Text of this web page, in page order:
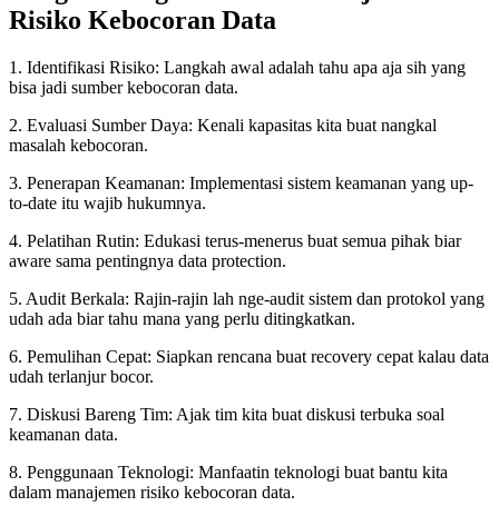
Risiko Kebocoran Data
1. Identifikasi Risiko: Langkah awal adalah tahu apa aja sih yang
bisa jadi sumber kebocoran data.
2. Evaluasi Sumber Daya: Kenali kapasitas kita buat nangkal
masalah kebocoran.
3. Penerapan Keamanan: Implementasi sistem keamanan yang up-
to-date itu wajib hukumnya.
4. Pelatihan Rutin: Edukasi terus-menerus buat semua pihak biar
aware sama pentingnya data protection.
5. Audit Berkala: Rajin-rajin lah nge-audit sistem dan protokol yang
udah ada biar tahu mana yang perlu ditingkatkan.
6. Pemulihan Cepat: Siapkan rencana buat recovery cepat kalau data
udah terlanjur bocor.
7. Diskusi Bareng Tim: Ajak tim kita buat diskusi terbuka soal
keamanan data.
8. Penggunaan Teknologi: Manfaatin teknologi buat bantu kita
dalam manajemen risiko kebocoran data.